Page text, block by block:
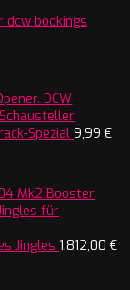
Spezial 9,99 €
Jingles 1.812,00 €